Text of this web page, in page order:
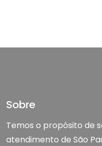
Sobre
Temos o propósito de
atendimento de São